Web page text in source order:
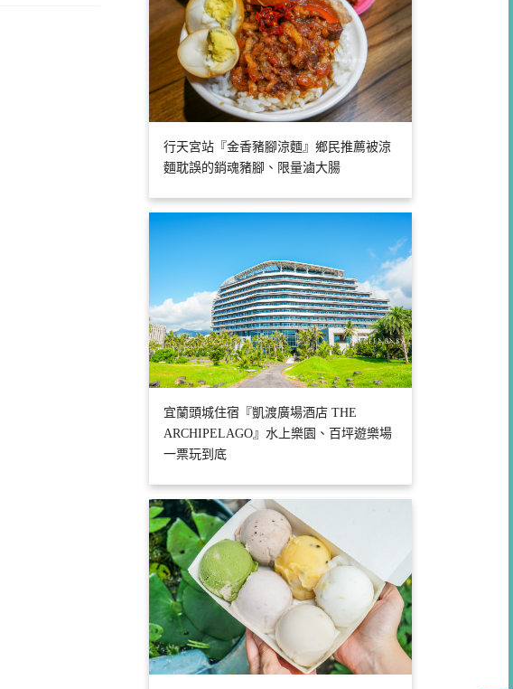
行天宮站『金香豬腳涼麵』鄉民推薦被涼
麵耽誤的銷魂豬腳、限量滷大腸
宜蘭頭城住宿『凱渡廣場酒店 THE
ARCHIPELAGO』水上樂園、百坪遊樂場
一票玩到底